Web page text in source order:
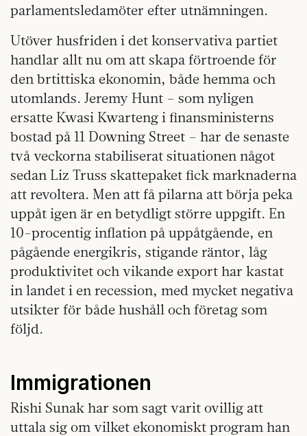
parlamentsledamöter efter utnämningen.
Utöver husfriden i det konservativa partiet
handlar allt nu om att skapa förtroende för
den brtittiska ekonomin, både hemma och
utomlands. Jeremy Hunt – som nyligen
ersatte Kwasi Kwarteng i finansministerns
bostad på 11 Downing Street – har de senaste
två veckorna stabiliserat situationen något
sedan Liz Truss skattepaket fick marknaderna
att revoltera. Men att få pilarna att börja peka
uppåt igen är en betydligt större uppgift. En
10-procentig inflation på uppåtgående, en
pågående energikris, stigande räntor, låg
produktivitet och vikande export har kastat
in landet i en recession, med mycket negativa
utsikter för både hushåll och företag som
följd.
Immigrationen
Rishi Sunak har som sagt varit ovillig att
uttala sig om vilket ekonomiskt program han